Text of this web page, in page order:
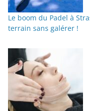
Le boom du Padel à
terrain sans galérer !